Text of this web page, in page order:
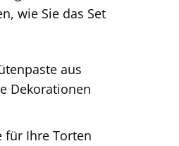
wie Sie das Set
aus
Dekorationen
für Ihre Torten